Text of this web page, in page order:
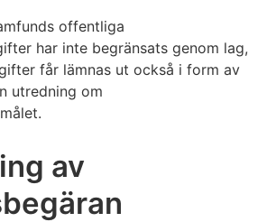
offentliga
har inte begränsats genom lag,
får lämnas ut också i form av
utredning om
av